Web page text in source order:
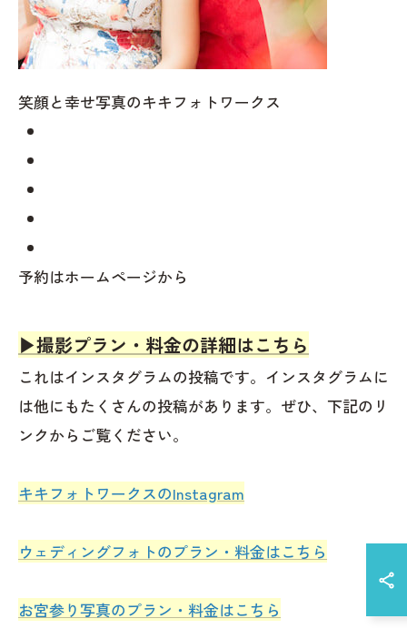
笑顔と幸せ写真のキキフォトワークス
予約はホームページから
▶︎撮影プラン・料金の詳細はこちら
これはインスタグラムの投稿です。インスタグラムに
は他にもたくさんの投稿があります。ぜひ、下記のリ
ンクからご覧ください。
キキフォトワークスのInstagram
ウェディングフォトのプラン・料金はこちら
お宮参り写真のプラン・料金はこちら